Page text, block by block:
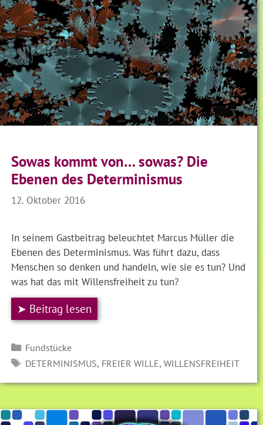
Sowas kommt von… sowas? Die
Ebenen des Determinismus
12. Oktober 2016
In seinem Gastbeitrag beleuchtet Marcus Müller die
Ebenen des Determinismus. Was führt dazu, dass
Menschen so denken und handeln, wie sie es tun? Und
was hat das mit Willensfreiheit zu tun?
➤ Beitrag lesen
Kategorien
Fundstücke
SCHLAGWÖRTER
DETERMINISMUS, FREIER WILLE, WILLENSFREIHEIT